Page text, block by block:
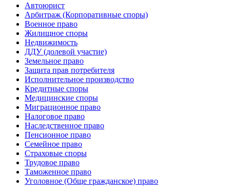
Автоюрист
Арбитраж (Корпоративные споры)
Военное право
Жилищное споры
Недвижимость
ДДУ (долевой участие)
Земельное право
Защита прав потребителя
Исполнительное производство
Кредитные споры
Медицинские споры
Миграционное право
Налоговое право
Наследственное право
Пенсионное право
Семейное право
Страховые споры
Трудовое право
Таможенное право
Уголовное (Обще гражданское) право